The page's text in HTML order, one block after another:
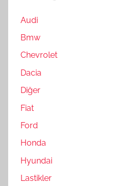
Audi
Bmw
Chevrolet
Dacia
Diğer
Fiat
Ford
Honda
Hyundai
Lastikler